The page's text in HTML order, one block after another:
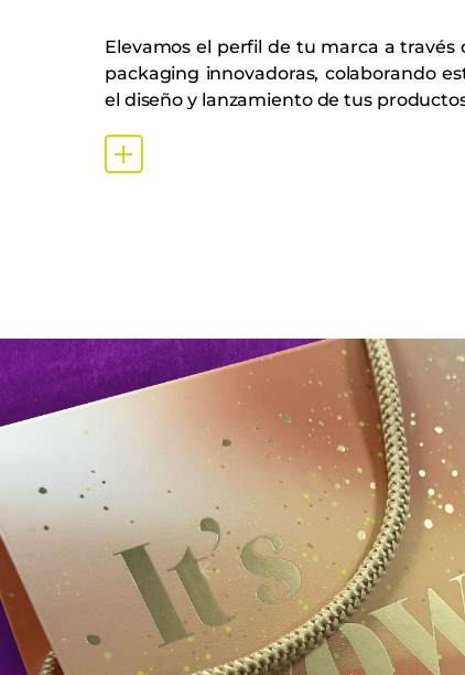
Elevamos el perfil de tu marca a través
packaging innovadoras, colaborando
el diseño y lanzamiento de tus